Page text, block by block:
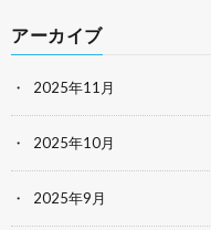
アーカイブ
2025年11月
2025年10月
2025年9月